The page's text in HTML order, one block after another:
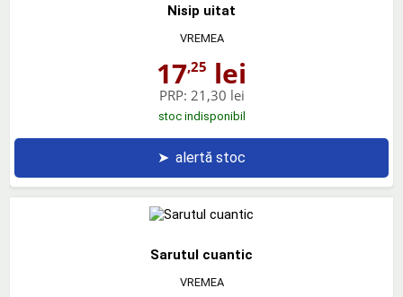
Nisip uitat
VREMEA
17,25 lei
PRP: 21,30 lei
stoc indisponibil
➤ alertă stoc
Sarutul cuantic
VREMEA